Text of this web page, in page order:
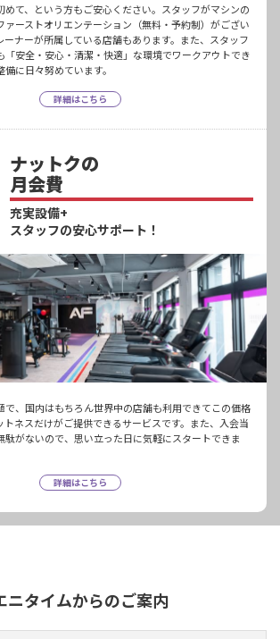
めて、という方もご安心ください。スタッフがマシンの
ァーストオリエンテーション（無料・予約制）がござい
ーナーが所属している店舗もあります。また、スタッフ
「安全・安心・清潔・快適」な環境でワークアウトでき
に日々努めています。
詳細はこちら
ナットクの
月会費
充実設備+
スタッフの安心サポート！
で、国内はもちろん世界中の店舗も利用できてこの価格
トネスだけがご提供できるサービスです。また、入会当
駄がないので、思い立った日に気軽にスタートできま
詳細はこちら
ニタイムからのご案内